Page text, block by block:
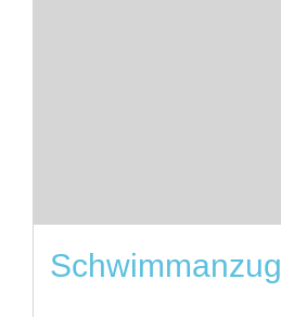
Schwimmanzug